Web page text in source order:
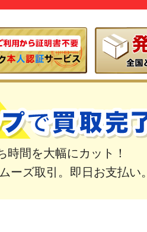
時間を大幅にカット！
ーズ取引。即日お支払い。